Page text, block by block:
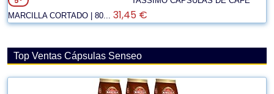
MARCILLA CORTADO | 80...
31,45 €
Top Ventas Cápsulas Senseo